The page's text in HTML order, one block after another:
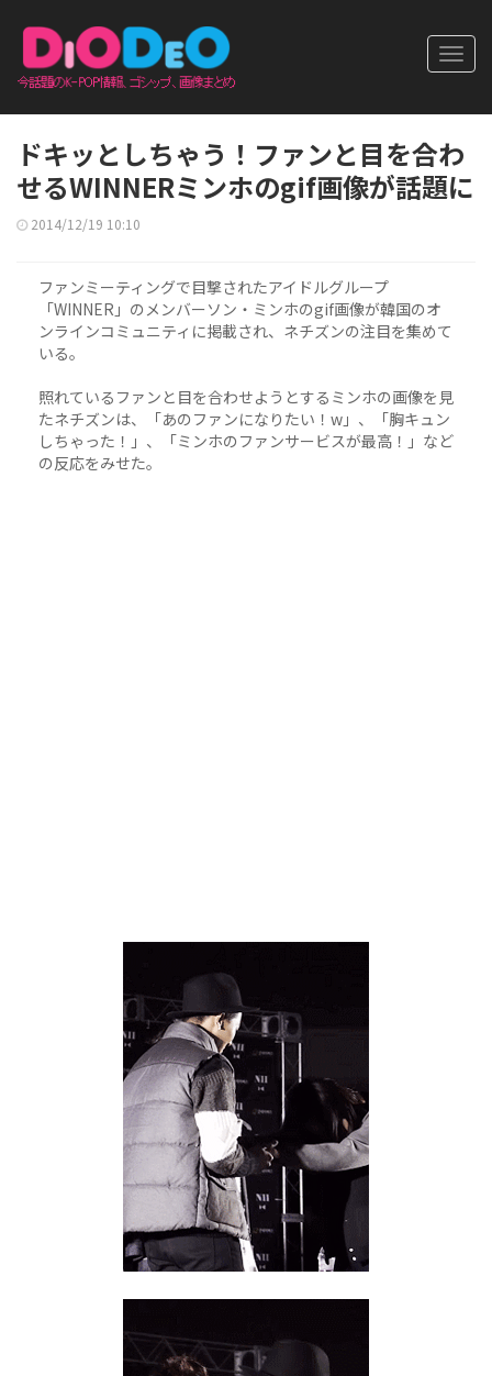
ドキッとしちゃう！ファンと目を合わ
せるWINNERミンホのgif画像が話題に
2014/12/19 10:10
ファンミーティングで目撃されたアイドルグループ
「WINNER」のメンバーソン・ミンホのgif画像が韓国のオ
ンラインコミュニティに掲載され、ネチズンの注目を集めて
いる。
照れているファンと目を合わせようとするミンホの画像を見
たネチズンは、「あのファンになりたい！w」、「胸キュン
しちゃった！」、「ミンホのファンサービスが最高！」など
の反応をみせた。